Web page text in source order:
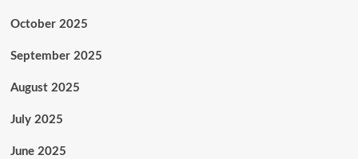
October 2025
September 2025
August 2025
July 2025
June 2025